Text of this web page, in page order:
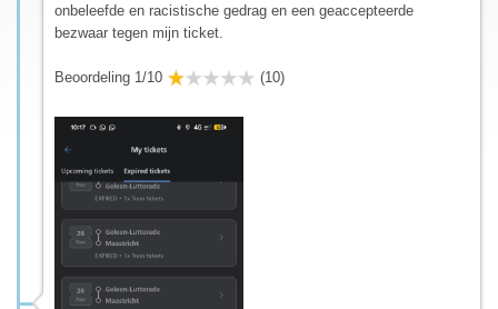
onbeleefde en racistische gedrag en een geaccepteerde
bezwaar tegen mijn ticket.
Beoordeling 1/10 (10)